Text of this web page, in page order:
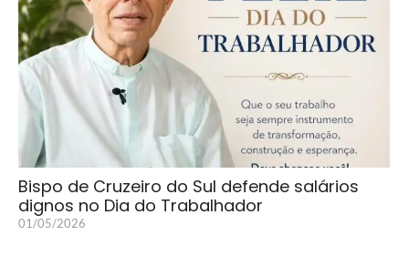
Bispo de Cruzeiro do Sul defende salários
dignos no Dia do Trabalhador
01/05/2026